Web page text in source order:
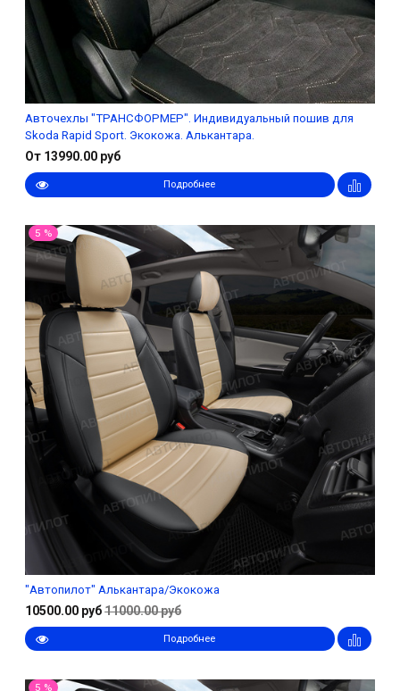
Авточехлы "ТРАНСФОРМЕР". Индивидуальный пошив для
Skoda Rapid Sport. Экокожа. Алькантара.
От 13990.00 руб
Подробнее
5 %
"Автопилот" Алькантара/Экокожа
10500.00 руб11000.00 руб
Подробнее
5 %